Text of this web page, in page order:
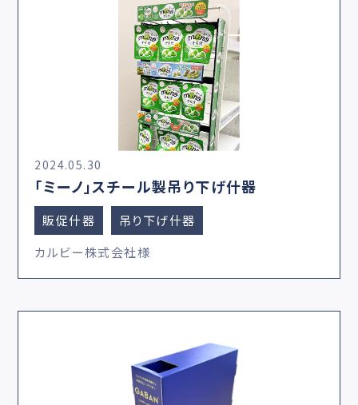
2024.05.30
「ミーノ」スチール製吊り下げ什器
販促什器
吊り下げ什器
カルビー株式会社様